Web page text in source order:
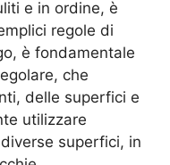
e in ordine, è
regole di
è fondamentale
che
delle superfici e
utilizzare
superfici, in